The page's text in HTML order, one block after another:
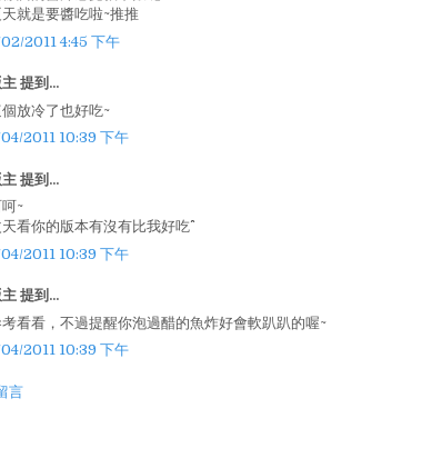
天就是要醬吃啦~推推
2011 4:45 下午
提到...
放冷了也好吃~
2011 10:39 下午
主 提到...
~
看你的版本有沒有比我好吃^^
2011 10:39 下午
提到...
看看，不過提醒你泡過醋的魚炸好會軟趴趴的喔~
2011 10:39 下午
言